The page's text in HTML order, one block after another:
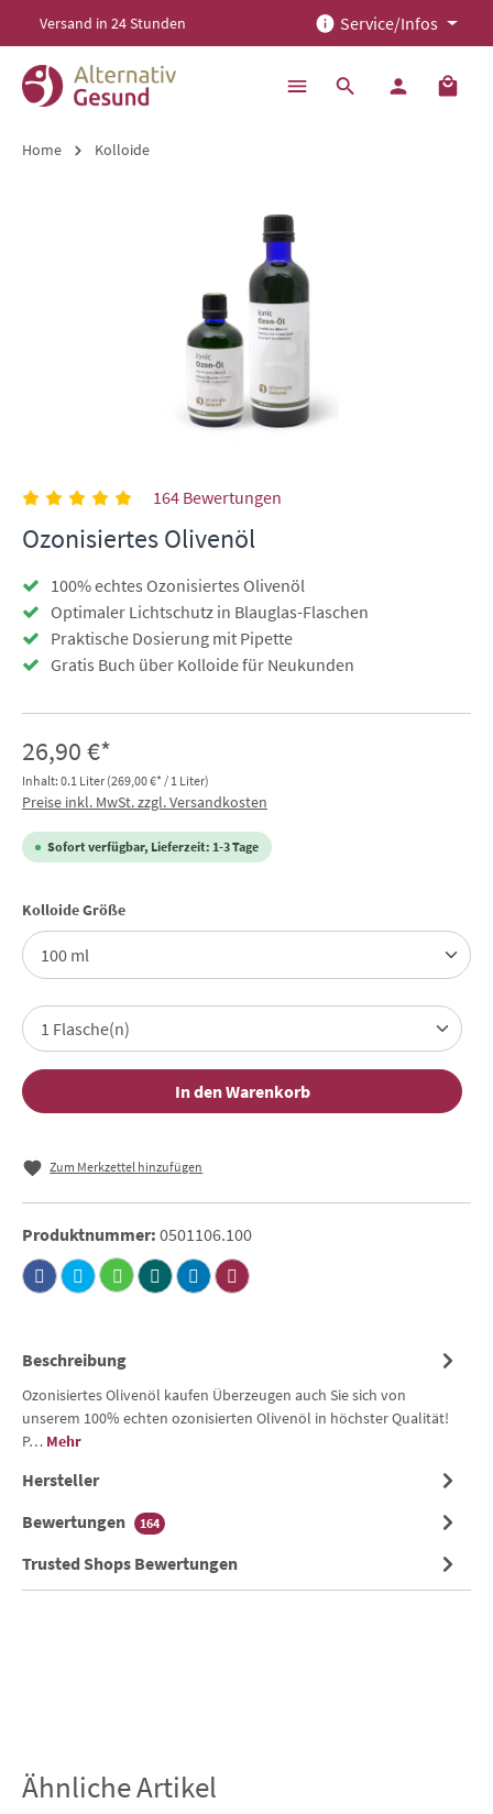
springen
Versand in 24 Stunden Service/Infos
Home Kolloide
164 Bewertungen
Ozonisiertes Olivenöl
100% echtes Ozonisiertes Olivenöl
Optimaler Lichtschutz in Blauglas-Flaschen
Praktische Dosierung mit Pipette
Gratis Buch über Kolloide für Neukunden
26,90 €*
Inhalt: 0.1 Liter (269,00 €* / 1 Liter)
Preise inkl. MwSt. zzgl. Versandkosten
Sofort verfügbar, Lieferzeit: 1-3 Tage
Kolloide Größeauswählen
In den Warenkorb
Zum Merkzettel hinzufügen
Produktnummer: 0501106.100
Beschreibung
Ozonisiertes Olivenöl kaufen Überzeugen auch Sie sich von
unserem 100% echten ozonisierten Olivenöl in höchster Qualität!
P… Mehr
Hersteller
Bewertungen
164
Trusted Shops Bewertungen
Produktgalerie überspringen
Ähnliche Artikel